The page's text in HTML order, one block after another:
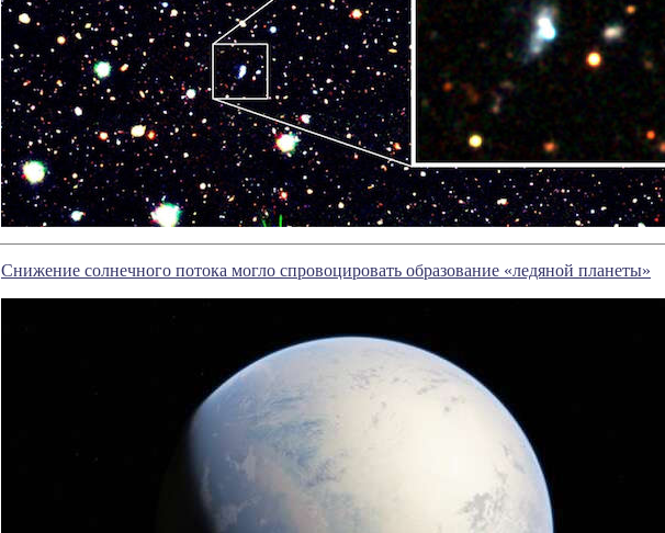
Снижение солнечного потока могло спровоцировать образование «ледяной планеты»